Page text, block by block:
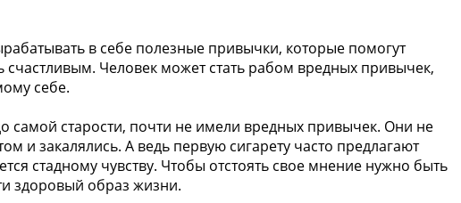
в себе полезные привычки, которые помогут
счастливым. Человек может стать рабом вредных привычек,
себе.
самой старости, почти не имели вредных привычек. Они не
и закалялись. А ведь первую сигарету часто предлагают
стадному чувству. Чтобы отстоять свое мнение нужно быть
здоровый образ жизни.